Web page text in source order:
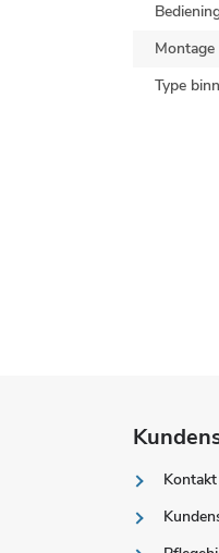
Montage
Type
Kontakt